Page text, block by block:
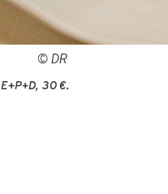
© DR
30 €.